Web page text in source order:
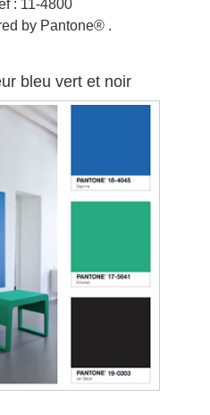
: 11-4800
by Pantone® .
bleu vert et noir